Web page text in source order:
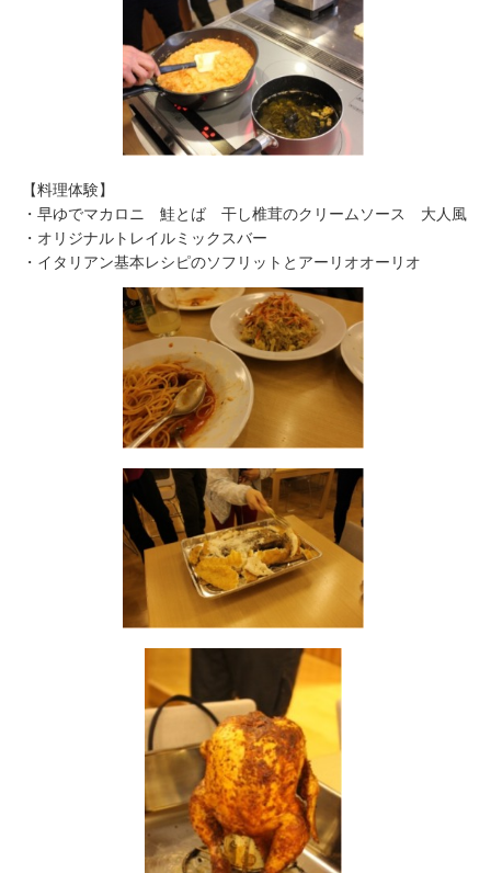
【料理体験】
・早ゆでマカロニ 鮭とば 干し椎茸のクリームソース 大人風
・オリジナルトレイルミックスバー
・イタリアン基本レシピのソフリットとアーリオオーリオ